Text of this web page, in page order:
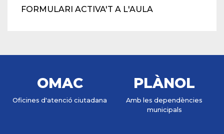
FORMULARI ACTIVA'T A L'AULA
OMAC
Oficines d'atenció ciutadana
PLÀNOL
Amb les dependències
municipals